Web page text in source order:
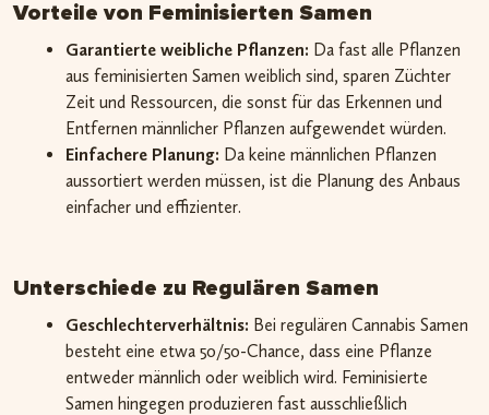
Vorteile von Feminisierten Samen
Garantierte weibliche Pflanzen: Da fast alle Pflanzen
aus feminisierten Samen weiblich sind, sparen Züchter
Zeit und Ressourcen, die sonst für das Erkennen und
Entfernen männlicher Pflanzen aufgewendet würden.
Einfachere Planung: Da keine männlichen Pflanzen
aussortiert werden müssen, ist die Planung des Anbaus
einfacher und effizienter.
Unterschiede zu Regulären Samen
Geschlechterverhältnis: Bei regulären Cannabis Samen
besteht eine etwa 50/50-Chance, dass eine Pflanze
entweder männlich oder weiblich wird. Feminisierte
Samen hingegen produzieren fast ausschließlich